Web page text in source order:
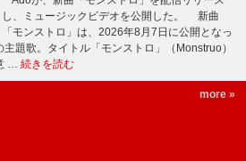
し、ミュージックビデオを公開した。 新曲
「モンストロ」は、2026年8月7日に公開となっ
題歌。タイトル「モンストロ」（Monstruo）
… 続きを読む
more »